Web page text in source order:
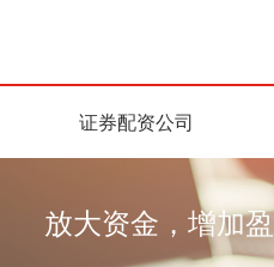
证券配资公司
放大资金，增加